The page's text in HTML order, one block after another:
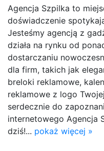
Agencja Szpilka to
doświadczenie
Jesteśmy agencją z
działa na rynku od
dostarczaniu
dla firm, takich jak
breloki reklamowe,
reklamowe z logo
serdecznie do
internetowego Agencja
dziś!... pokaż więcej »